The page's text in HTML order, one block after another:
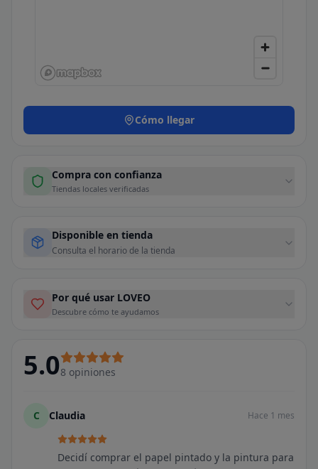
Cómo llegar
Compra con confianza
Tiendas locales verificadas
Disponible en tienda
Consulta el horario de la tienda
Por qué usar LOVEO
Descubre cómo te ayudamos
5.08 opiniones
C Claudia Hace 1 mes
Decidí comprar el papel pintado y la pintura para